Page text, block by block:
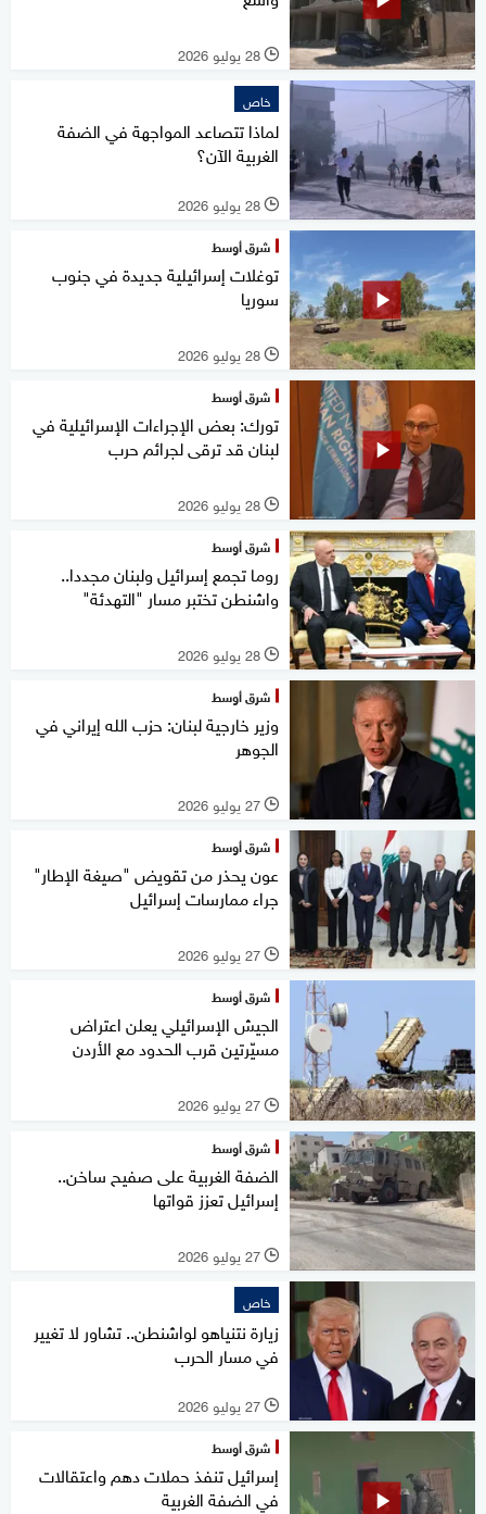
l 28 يوليو 2026
خاص
لماذا تتصاعد المواجهة في الضفة
الغربية الآن؟
l 28 يوليو 2026
شرق أوسط
توغلات إسرائيلية جديدة في جنوب
سوريا
l 28 يوليو 2026
شرق أوسط
تورك: بعض الإجراءات الإسرائيلية في
لبنان قد ترقى لجرائم حرب
l 28 يوليو 2026
شرق أوسط
روما تجمع إسرائيل ولبنان مجددا..
واشنطن تختبر مسار "التهدئة"
l 28 يوليو 2026
شرق أوسط
وزير خارجية لبنان: حزب الله إيراني في
الجوهر
l 27 يوليو 2026
شرق أوسط
عون يحذر من تقويض "صيغة الإطار"
جراء ممارسات إسرائيل
l 27 يوليو 2026
شرق أوسط
الجيش الإسرائيلي يعلن اعتراض
مسيّرتين قرب الحدود مع الأردن
l 27 يوليو 2026
شرق أوسط
الضفة الغربية على صفيح ساخن..
إسرائيل تعزز قواتها
l 27 يوليو 2026
خاص
زيارة نتنياهو لواشنطن.. تشاور لا تغيير
في مسار الحرب
l 27 يوليو 2026
شرق أوسط
إسرائيل تنفذ حملات دهم واعتقالات
في الضفة الغربية